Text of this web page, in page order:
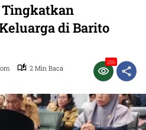
Tingkatkan
di Barito
2 Min Baca
156